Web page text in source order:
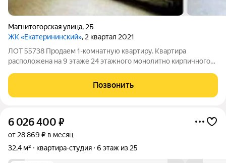
Магнитогорская улица, 2Б
ЖК «Екатерининский», 2 квартал 2021
ЛОТ 55738 Продаем 1-комнатную квартиру. Квартира
расположена на 9 этаже 24 этажного монолитно кирпичного
Звоните. Юля.
Позвонить
6 026 400 ₽
от 28 869 ₽ в месяц
32,4 м²
квартира-студия 6 этаж из 25